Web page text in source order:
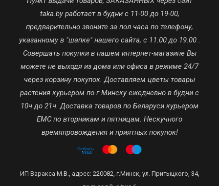
taka.by работает в будни с 11-00 до 19-00,
предварительно звоните за пол часа по телефону,
указанному в "шапке" нашего сайта, с 11.00 до 19.00 .
Совершать покупки в нашем интернет-магазине Вы
можете не выходя из дома или офиса в режиме 24/7
через корзину покупок. Доставляем цветы товары
растения курьером по г.Минску ежедневно в будни с
10ч до 21ч. Доставка товаров по Беларуси курьером
ЕМС по вторникам и пятницам. Нескучного
времяпровождения и приятных покупок!
ИП Варакса М.В., адрес: 220082, г.Минск, ул. Притыцкого, 34,